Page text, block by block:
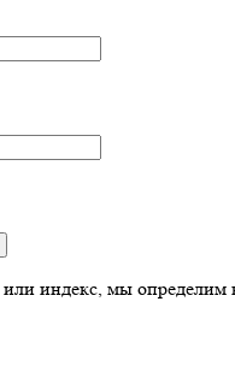
или индекс, мы определим